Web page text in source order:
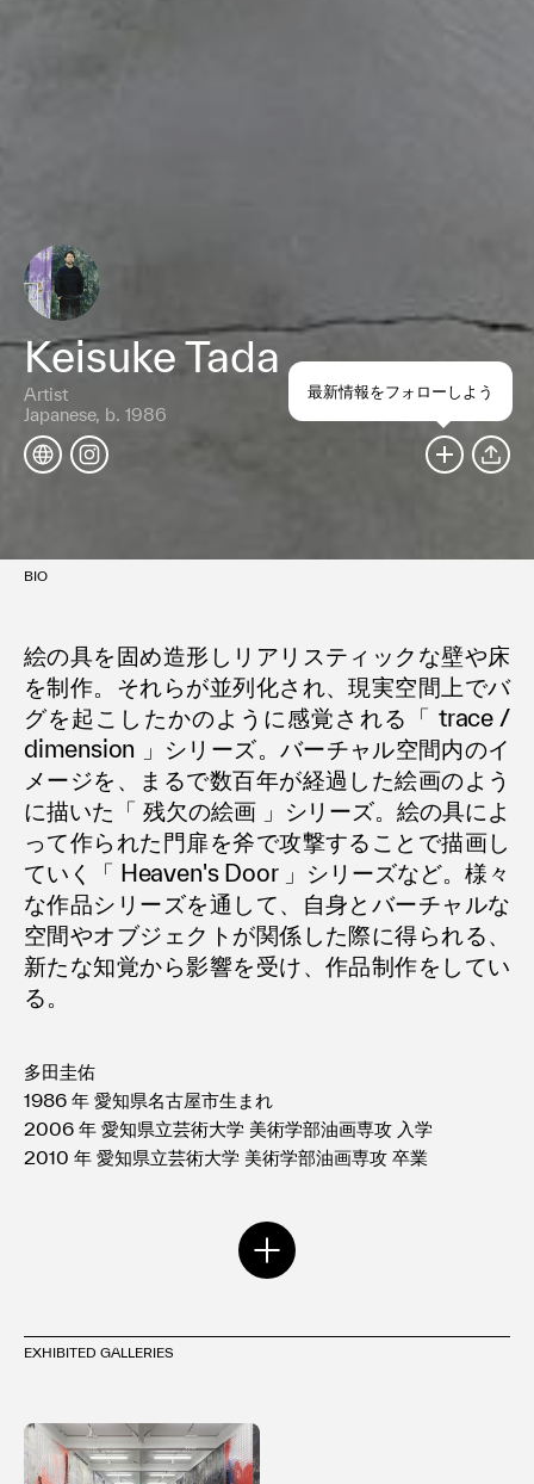
Keisuke Tada
Artist
Japanese, b. 1986
最新情報をフォローしよう
BIO
絵の具を固め造形しリアリスティックな壁や床
を制作。それらが並列化され、現実空間上でバ
グを起こしたかのように感覚される「 trace /
dimension 」シリーズ。バーチャル空間内のイ
メージを、まるで数百年が経過した絵画のよう
に描いた「 残欠の絵画 」シリーズ。絵の具によ
って作られた門扉を斧で攻撃することで描画し
ていく「 Heaven's Door 」シリーズなど。様々
な作品シリーズを通して、自身とバーチャルな
空間やオブジェクトが関係した際に得られる、
新たな知覚から影響を受け、作品制作をしてい
る。
多田圭佑
1986 年 愛知県名古屋市生まれ
2006 年 愛知県立芸術大学 美術学部油画専攻 入学
2010 年 愛知県立芸術大学 美術学部油画専攻 卒業
現在 茨城県在住 共同スタジオ航大にて活動中
GALLERY / 東京都 日本橋
2020 年 CHANGELING / rin art association / 群馬県 高
崎市
EXHIBITED GALLERIES